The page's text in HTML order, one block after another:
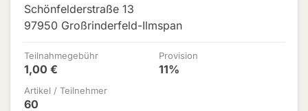
Schönfelderstraße 13
97950 Großrinderfeld-Ilmspan
Teilnahmegebühr
1,00 €
Provision
11%
Artikel / Teilnehmer
60